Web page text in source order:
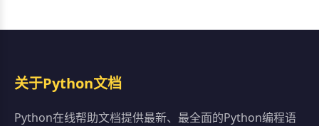
关于Python文档
Python在线帮助文档提供最新、最全面的Python编程语